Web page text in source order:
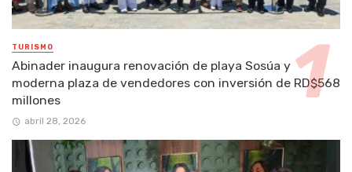
TURISMO
Abinader inaugura renovación de playa Sosúa y
moderna plaza de vendedores con inversión de RD$568
millones
abril 28, 2026